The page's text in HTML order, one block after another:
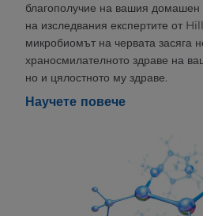
благополучие на вашия
на изследвания експертите от
микробиомът на червата засяга
храносмилателното здраве на
но и цялостното му здраве.
Научете повече